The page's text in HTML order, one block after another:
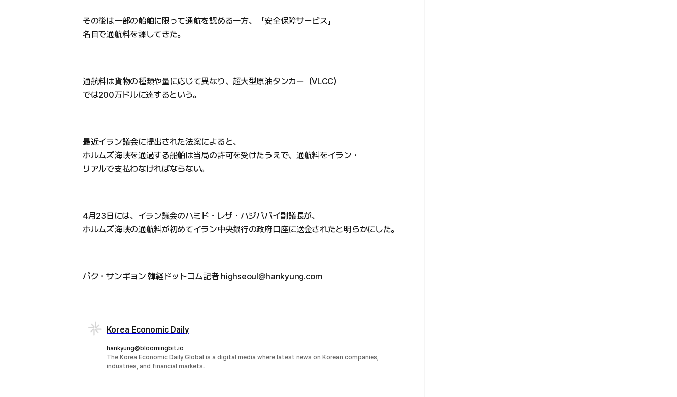
その後は一部の船舶に限って通航を認める一方、「安全保障サービス」
名目で通航料を課してきた。
通航料は貨物の種類や量に応じて異なり、超大型原油タンカー（VLCC）
では200万ドルに達するという。
最近イラン議会に提出された法案によると、
ホルムズ海峡を通過する船舶は当局の許可を受けたうえで、通航料をイラン・
リアルで支払わなければならない。
4月23日には、イラン議会のハミド・レザ・ハジババイ副議長が、
ホルムズ海峡の通航料が初めてイラン中央銀行の政府口座に送金されたと明らかにした。
パク・サンギョン 韓経ドットコム記者 highseoul@hankyung.com
Korea Economic Daily
hankyung@bloomingbit.io
The Korea Economic Daily Global is a digital media where latest news on Korean companies,
industries, and financial markets.